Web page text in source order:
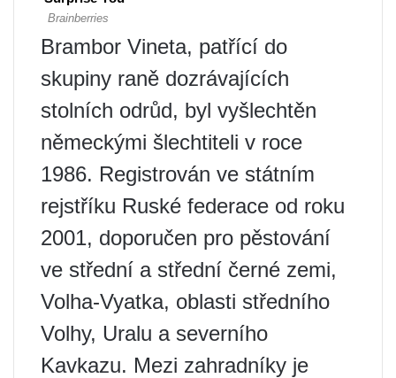
Brambor Vineta, patřící do
skupiny raně dozrávajících
stolních odrůd, byl vyšlechtěn
německými šlechtiteli v roce
1986. Registrován ve státním
rejstříku Ruské federace od roku
2001, doporučen pro pěstování
ve střední a střední černé zemi,
Volha-Vyatka, oblasti středního
Volhy, Uralu a severního
Kavkazu. Mezi zahradníky je